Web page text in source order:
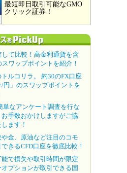
最短即日取引可能なGMO
クリック証券！
て比較！高金利通貨を含
ワップポイントを紹介！
ルコリラ。 約30のFX口座
円」のスワップポイントを
単なアンケート調査を行な
お手数おかけしますがご協
ます！
金、原油など注目のコモ
きるCFD口座を徹底比較！
で損失や取引時間が限定
プションが取引できる国